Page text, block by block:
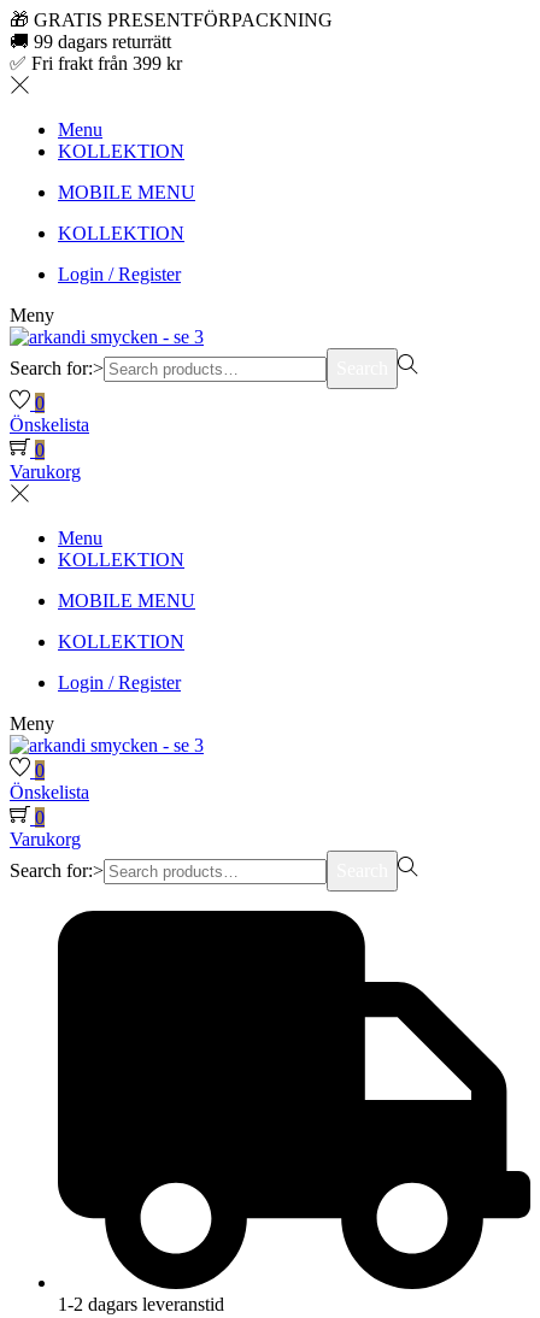
🎁 GRATIS PRESENTFÖRPACKNING
🚚 99 dagars returrätt
✅ Fri frakt från 399 kr
Menu
KOLLEKTION
MOBILE MENU
KOLLEKTION
Login / Register
Meny
Search for:>
0
Önskelista
0
Varukorg
Menu
KOLLEKTION
MOBILE MENU
KOLLEKTION
Login / Register
Meny
0
Önskelista
0
Varukorg
Search for:>
1-2 dagars leveranstid